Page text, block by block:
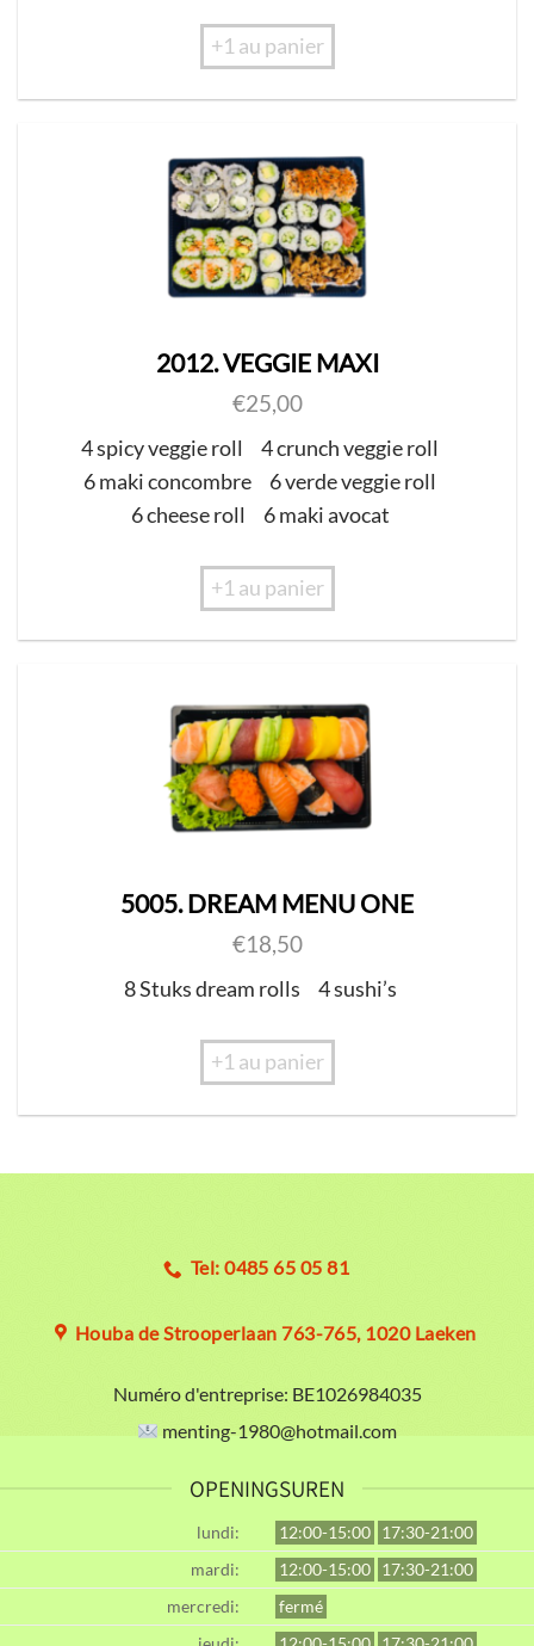
+1 au panier
2012. VEGGIE MAXI
€25,00
4 spicy veggie roll
4 crunch veggie roll
6 maki concombre
6 verde veggie roll
6 cheese roll
6 maki avocat
+1 au panier
5005. DREAM MENU ONE
€18,50
8 Stuks dream rolls 4 sushi’s
+1 au panier
Tel: 0485 65 05 81
Houba de Strooperlaan 763-765, 1020 Laeken
Numéro d'entreprise: BE1026984035
menting-1980@hotmail.com
OPENINGSUREN
lundi: 12:00-15:00 17:30-21:00
mardi:
12:00-15:00 17:30-21:00
mercredi:
fermé